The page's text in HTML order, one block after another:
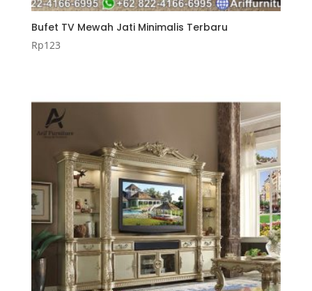
Bufet TV Mewah Jati Minimalis Terbaru
Rp123